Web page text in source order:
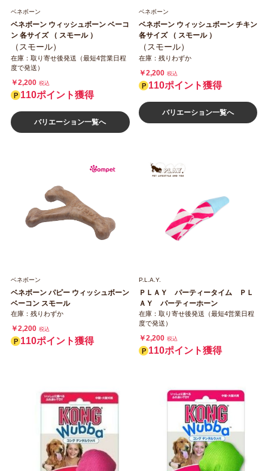
ベネボーン
ベネボーン ウィッシュボーン ベーコ
ン 各サイズ （ スモール ）
（スモール）
在庫：取り寄せ後発送（最短4営業日程
度で発送）
￥2,200 税込
110ポイント獲得
バリエーション一覧へ
ベネボーン
ベネボーン ウィッシュボーン チキン
各サイズ （ スモール ）
（スモール）
在庫：残りわずか
￥2,200 税込
110ポイント獲得
バリエーション一覧へ
ベネボーン
ベネボーン パピー ウィッシュボーン
ベーコン スモール
在庫：残りわずか
￥2,200 税込
110ポイント獲得
P.L.A.Y.
ＰＬＡＹ パーティータイム ＰＬ
ＡＹ パーティーホーン
在庫：取り寄せ後発送（最短4営業日程
度で発送）
￥2,200 税込
110ポイント獲得